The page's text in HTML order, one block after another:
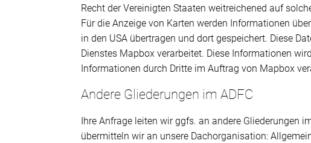
Recht der Vereinigten Staaten weitreichened auf
Für die Anzeige von Karten werden Informationen
in den USA übertragen und dort gespeichert. Diese
Dienstes Mapbox verarbeitet. Diese Informationen
Informationen durch Dritte im Auftrag von Mapbox
Andere Gliederungen im ADFC
Ihre Anfrage leiten wir ggfs. an andere Gliederungen
übermitteln wir an unsere Dachorganisation: